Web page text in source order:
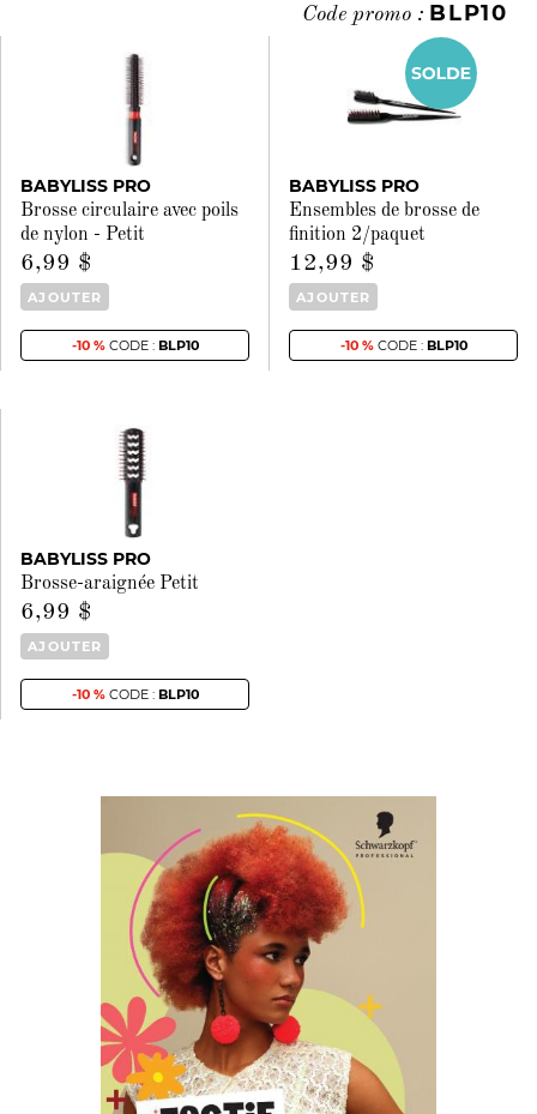
BABYLISS PRO
Brosse circulaire avec poils
de nylon - Petit
6,99 $
AJOUTER
-10 %CODE : BLP10
BABYLISS PRO
Ensembles de brosse de
finition 2/paquet
12,99 $
AJOUTER
-10 %CODE : BLP10
BABYLISS PRO
Brosse-araignée Petit
6,99 $
AJOUTER
-10 %CODE : BLP10
Code promo : BLP10